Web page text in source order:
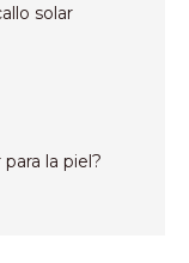
solar
la piel?